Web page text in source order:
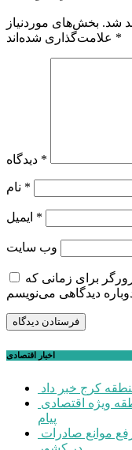
شد. بخش‌های موردنیاز
*
*
*
*
وب‌ سایت
برای زمانی که
اخبار اقتصادی
کرج خبر داد
پیام